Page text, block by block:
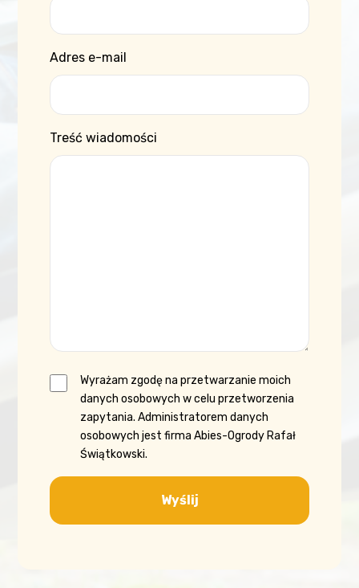
Adres e-mail
Treść wiadomości
Wyrażam zgodę na przetwarzanie moich
danych osobowych w celu przetworzenia
zapytania. Administratorem danych
osobowych jest firma Abies-Ogrody Rafał
Świątkowski.